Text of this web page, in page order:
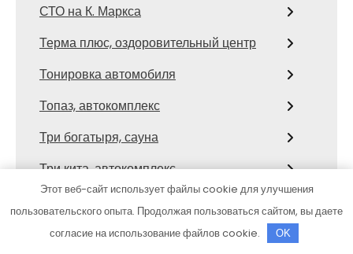
СТО на К. Маркса
Терма плюс, оздоровительный центр
Тонировка автомобиля
Топаз, автокомплекс
Три богатыря, сауна
Три кита, автокомплекс
Три Лося, банный комплекс
ТурбоДОК
Этот веб-сайт использует файлы cookie для улучшения
пользовательского опыта. Продолжая пользоваться сайтом, вы даете
согласие на использование файлов cookie.
OK